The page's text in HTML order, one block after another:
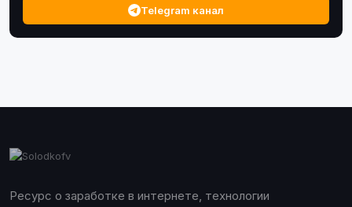
Telegram канал
Ресурс о заработке в интернете, технологии